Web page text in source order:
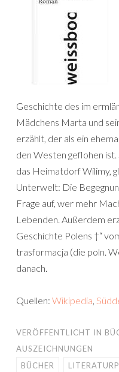
Geschichte des im
Mädchens Marta und
erzählt, der als ein
den Westen geflohen ist.
das Heimatdorf Wilimy,
Unterwelt: Die
Frage auf, wer mehr
Lebenden. Außerdem
Geschichte Polens ­†“
trasformacja (die poln.
danach.
Quellen: Wikipedia,
VERÖFFENTLICHT IN
AUSZEICHNUNGEN
BÜCHER